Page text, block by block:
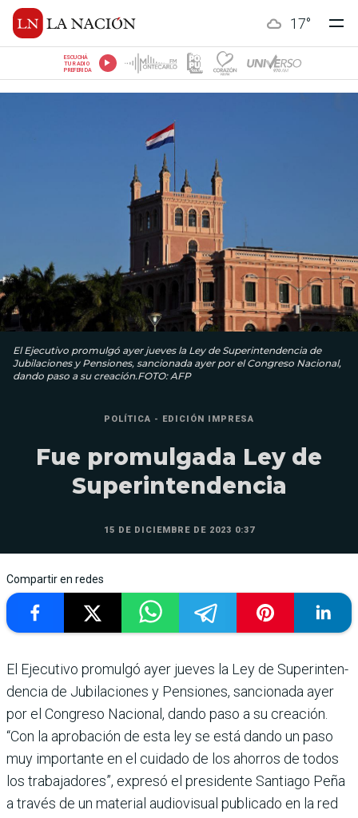
17°
ESCUCHÁ
TU RADIO
PREFERIDA
El Ejecutivo promulgó ayer jueves la Ley de Superinten­dencia de
Jubilaciones y Pen­siones, sancionada ayer por el Congreso Nacional,
dando paso a su creación.FOTO: AFP
POLÍTICA - EDICIÓN IMPRESA
Fue promulgada Ley de
Superintendencia
15 DE DICIEMBRE DE 2023 0:37
Compartir en redes
El Ejecutivo promulgó ayer jueves la Ley de Superinten­
dencia de Jubilaciones y Pen­siones, sancionada ayer
por el Congreso Nacional, dando paso a su creación.
“Con la aprobación de esta ley se está dando un paso
muy impor­tante en el cuidado de los aho­rros de todos
los trabajado­res”, expresó el presidente Santiago Peña
a través de un material audiovisual publi­cado en la red